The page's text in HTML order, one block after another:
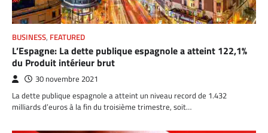
BUSINESS, FEATURED
L’Espagne: La dette publique espagnole a atteint 122,1%
du Produit intérieur brut
30 novembre 2021
La dette publique espagnole a atteint un niveau record de 1.432
milliards d’euros à la fin du troisième trimestre, soit…